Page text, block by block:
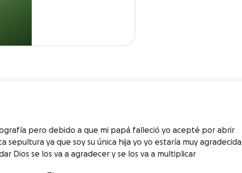
pero debido a que mi papá falleció yo acepté por abrir
ya que soy su única hija yo yo estaría muy agradecida
Dios se los va a agradecer y se los va a multiplicar